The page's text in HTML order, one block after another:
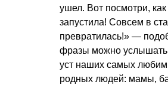
ушел. Вот посмотри,
запустила! Совсем в
превратилась!» —
фразы можно услышать
уст наших самых
родных людей: мамы,